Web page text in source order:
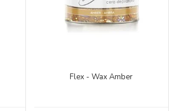
Flex - Wax Amber